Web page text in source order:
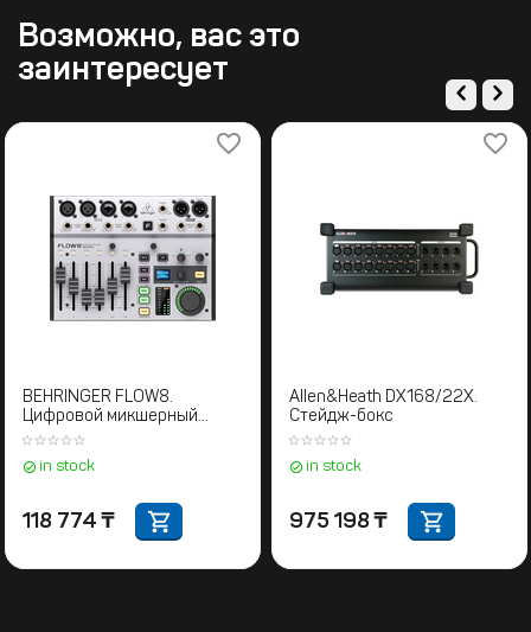
Возможно, вас это
заинтересует
BEHRINGER FLOW8.
Цифровой микшерный
пульт
in stock
118 774 ₸
Allen&Heath DX168/22X.
Стейдж-бокс
in stock
975 198 ₸